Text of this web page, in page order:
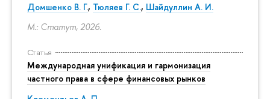
Домшенко В. Г., Тюляев Г. С., Шайдуллин А. И.
М.: Статут, 2026.
Статья
Международная унификация и гармонизация
частного права в сфере финансовых рынков